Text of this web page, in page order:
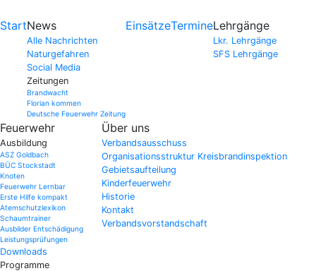
StartNews
Alle Nachrichten
Naturgefahren
Social Media
Zeitungen
Brandwacht
Florian kommen
Deutsche Feuerwehr Zeitung
EinsätzeTermineLehrgänge
Lkr. Lehrgänge
SFS Lehrgänge
Feuerwehr
Ausbildung
ASZ Goldbach
BÜC Stockstadt
Knoten
Feuerwehr Lernbar
Erste Hilfe kompakt
Atemschutzlexikon
Schaumtrainer
Ausbilder Entschädigung
Leistungsprüfungen
Downloads
Programme
Über uns
Verbandsausschuss
Organisationsstruktur Kreisbrandinspektion
Gebietsaufteilung
Kinderfeuerwehr
Historie
Kontakt
Verbandsvorstandschaft